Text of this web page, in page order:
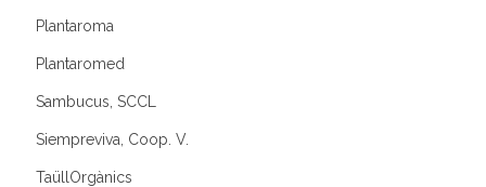
Plantaroma
Plantaromed
Sambucus, SCCL
Siempreviva, Coop. V.
TaüllOrgànics